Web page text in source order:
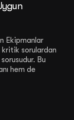
Ekipmanlar
kritik sorulardan
Bu
hem de